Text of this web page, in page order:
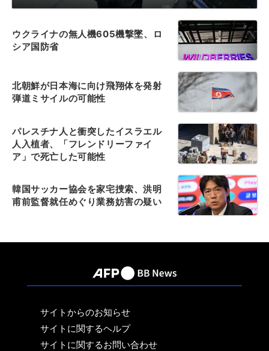
ウクライナの無人機605機撃墜、ロ
シア国防省
北朝鮮が日本海に向け飛翔体を発射
弾道ミサイルの可能性
パレスチナ人と衝突したイスラエル
人入植者、「フレンドリーファイ
ア」で死亡した可能性
韓国サッカー協会を家宅捜索、洪明
甫前監督就任めぐり業務妨害の疑い
サイトからのお知らせ
サイトに関するヘルプ
サイトに関するお問い合わせ